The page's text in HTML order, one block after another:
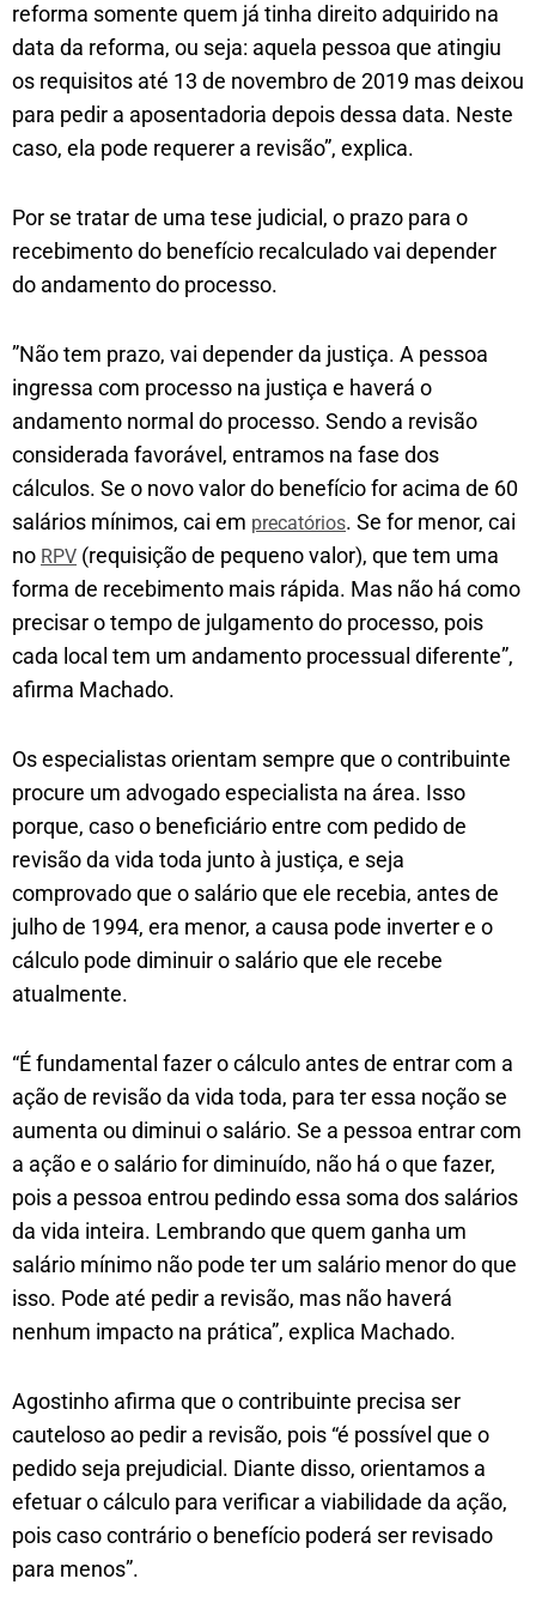
reforma somente quem já tinha direito adquirido na
data da reforma, ou seja: aquela pessoa que atingiu
os requisitos até 13 de novembro de 2019 mas deixou
para pedir a aposentadoria depois dessa data. Neste
caso, ela pode requerer a revisão”, explica.
Por se tratar de uma tese judicial, o prazo para o
recebimento do benefício recalculado vai depender
do andamento do processo.
”Não tem prazo, vai depender da justiça. A pessoa
ingressa com processo na justiça e haverá o
andamento normal do processo. Sendo a revisão
considerada favorável, entramos na fase dos
cálculos. Se o novo valor do benefício for acima de 60
salários mínimos, cai em precatórios. Se for menor, cai
no RPV (requisição de pequeno valor), que tem uma
forma de recebimento mais rápida. Mas não há como
precisar o tempo de julgamento do processo, pois
cada local tem um andamento processual diferente”,
afirma Machado.
Os especialistas orientam sempre que o contribuinte
procure um advogado especialista na área. Isso
porque, caso o beneficiário entre com pedido de
revisão da vida toda junto à justiça, e seja
comprovado que o salário que ele recebia, antes de
julho de 1994, era menor, a causa pode inverter e o
cálculo pode diminuir o salário que ele recebe
atualmente.
“É fundamental fazer o cálculo antes de entrar com a
ação de revisão da vida toda, para ter essa noção se
aumenta ou diminui o salário. Se a pessoa entrar com
a ação e o salário for diminuído, não há o que fazer,
pois a pessoa entrou pedindo essa soma dos salários
da vida inteira. Lembrando que quem ganha um
salário mínimo não pode ter um salário menor do que
isso. Pode até pedir a revisão, mas não haverá
nenhum impacto na prática”, explica Machado.
Agostinho afirma que o contribuinte precisa ser
cauteloso ao pedir a revisão, pois “é possível que o
pedido seja prejudicial. Diante disso, orientamos a
efetuar o cálculo para verificar a viabilidade da ação,
pois caso contrário o benefício poderá ser revisado
para menos”.